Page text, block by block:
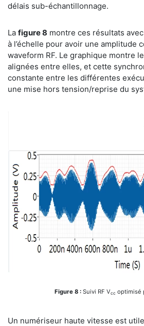
délais sub-échantillonnage.
La figure 8 montre ces résultats
à l’échelle pour avoir une amplitude
waveform RF. Le graphique montre
alignées entre elles, et cette
constante entre les différentes
une mise hors tension/reprise du
Figure 8 :Suivi RF Vcc optimisé
Un numériseur haute vitesse est